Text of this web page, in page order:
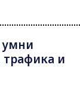
умни
трафика и